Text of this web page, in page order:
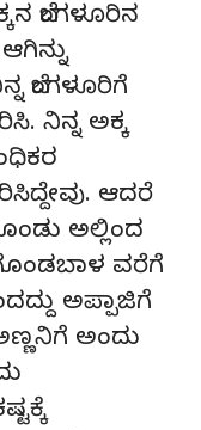
ಬೆಂಗಳೂರಿನ
ಬೆಂಗಳೂರಿಗೆ
ನಿನ್ನ ಅಕ್ಕ
ಆದರೆ
ಅಲ್ಲಿಂದ
ವರೆಗೆ
ಅಪ್ಪಾಜಿಗೆ
ಅಂದು